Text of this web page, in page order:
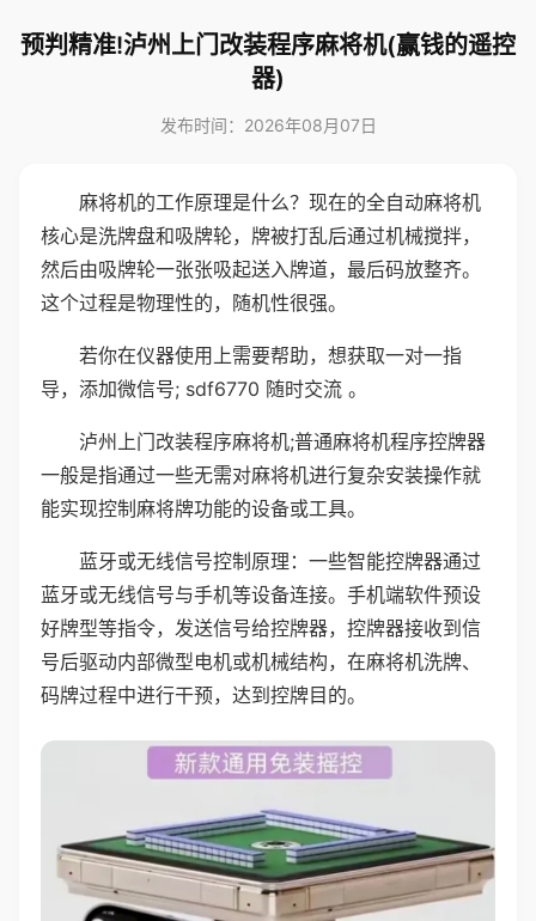
预判精准!泸州上门改装程序麻将机(赢钱的遥控
器)
发布时间：2026年08月07日
麻将机的工作原理是什么？现在的全自动麻将机
核心是洗牌盘和吸牌轮，牌被打乱后通过机械搅拌，
然后由吸牌轮一张张吸起送入牌道，最后码放整齐。
这个过程是物理性的，随机性很强。
若你在仪器使用上需要帮助，想获取一对一指
导，添加微信号; sdf6770 随时交流 。
泸州上门改装程序麻将机;普通麻将机程序控牌器
一般是指通过一些无需对麻将机进行复杂安装操作就
能实现控制麻将牌功能的设备或工具。
蓝牙或无线信号控制原理：一些智能控牌器通过
蓝牙或无线信号与手机等设备连接。手机端软件预设
好牌型等指令，发送信号给控牌器，控牌器接收到信
号后驱动内部微型电机或机械结构，在麻将机洗牌、
码牌过程中进行干预，达到控牌目的。